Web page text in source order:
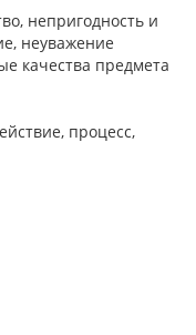
непригодность и
неуважение
качества предмета
процесс,